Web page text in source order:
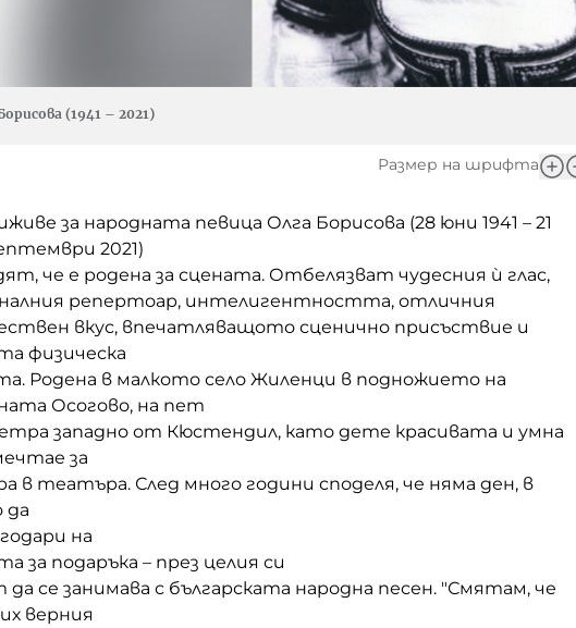
(1941 – 2021)
Размер на шрифта
за народната певица Олга Борисова (28 юни 1941 – 21
2021)
че е родена за сцената. Отбелязват чудесния ѝ глас,
репертоар, интелигентността, отличния
вкус, впечатляващото сценично присъствие и
физическа
Родена в малкото село Жиленци в подножието на
Осогово, на пет
западно от Кюстендил, като дете красивата и умна
за
в театъра. След много години споделя, че няма ден, в
да
и на
за подаръка – през целия си
се занимава с българската народна песен. "Смятам, че
верния